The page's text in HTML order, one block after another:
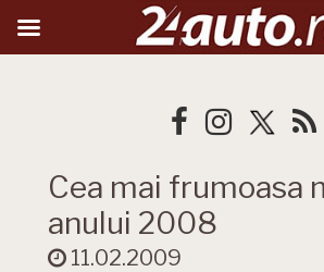
Cea mai frumoasa
anului 2008
11.02.2009